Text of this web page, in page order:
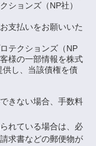
ションズ（NP社）
支払いをお願いいた
テクションズ（NP
様の一部情報を株式
供し、当該債権を債
きない場合、手数料
れている場合は、必
求書などの郵便物が